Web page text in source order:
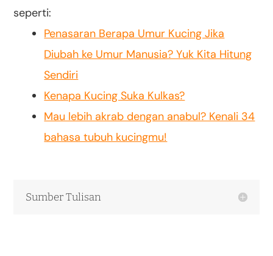
seperti:
Penasaran Berapa Umur Kucing Jika
Diubah ke Umur Manusia? Yuk Kita Hitung
Sendiri
Kenapa Kucing Suka Kulkas?
Mau lebih akrab dengan anabul? Kenali 34
bahasa tubuh kucingmu!
Sumber Tulisan